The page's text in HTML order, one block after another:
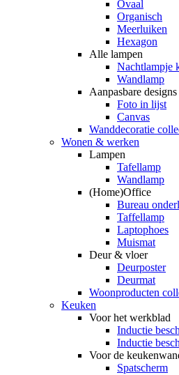
Ovaal
Organisch
Meerluiken
Hexagon
Alle lampen
Nachtlampje
Wandlamp
Aanpasbare designs
Foto in lijst
Canvas
Wanddecoratie
Wonen & werken
Lampen
Tafellamp
Wandlamp
(Home)Office
Bureau
Taffellamp
Laptophoes
Muismat
Deur & vloer
Deurposter
Deurmat
Woonproducten
Keuken
Voor het werkblad
Inductie
Inductie
Voor de
Spatscherm